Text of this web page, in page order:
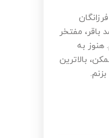
باقر، مفتخر
هنوز به
بالاترین